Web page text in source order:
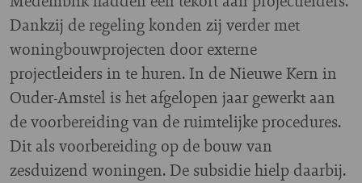
Dankzij de regeling konden zij verder met
woningbouwprojecten door externe
projectleiders in te huren. In de Nieuwe Kern in
Ouder-Amstel is het afgelopen jaar gewerkt aan
de voorbereiding van de ruimtelijke procedures.
Dit als voorbereiding op de bouw van
zesduizend woningen. De subsidie hielp daarbij.